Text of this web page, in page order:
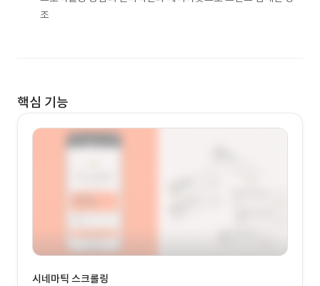
조
핵심 기능
시네마틱 스크롤링